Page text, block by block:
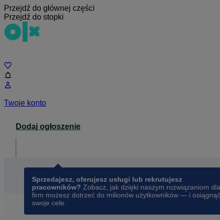
Przejdź do głównej części
Przejdź do stopki
Twoje konto
Dodaj ogłoszenie
Sprzedajesz, oferujesz usługi lub rekrutujesz
pracowników? Zobacz, jak dzięki naszym rozwiązaniom dla
firm możesz dotrzeć do milionów użytkowników — i osiągnąć
swoje cele.